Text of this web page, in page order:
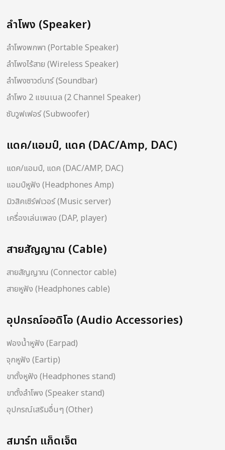
ลำโพง (Speaker)
ลำโพงพกพา (Portable Speaker)
ลำโพงไร้สาย (Wireless Speaker)
ลำโพงซาวด์บาร์ (Soundbar)
ลำโพง 2 แชนเนล (2 Channel Speaker)
ซับวูฟเฟอร์ (Subwoofer)
แดค/แอมป์, แดค (DAC/Amp, DAC)
แดค/แอมป์, แดค (DAC/AMP, DAC)
แอมป์หูฟัง (Headphones Amp)
มิวสิคเซิร์ฟเวอร์ (Music server)
เครื่องเล่นเพลง (DAP, player)
สายสัญญาณ (Cable)
สายสัญญาณ (Connector cable)
สายหูฟัง (Headphones cable)
อุปกรณ์ออดิโอ (Audio Accessories)
ฟองน้ำหูฟัง (Earpad)
จุกหูฟัง (Eartip)
ขาตั้งหูฟัง (Headphones stand)
ขาตั้งลำโพง (Speaker stand)
อุปกรณ์เสริมอื่นๆ (Other)
สมาร์ท แก็ดเจ็ต